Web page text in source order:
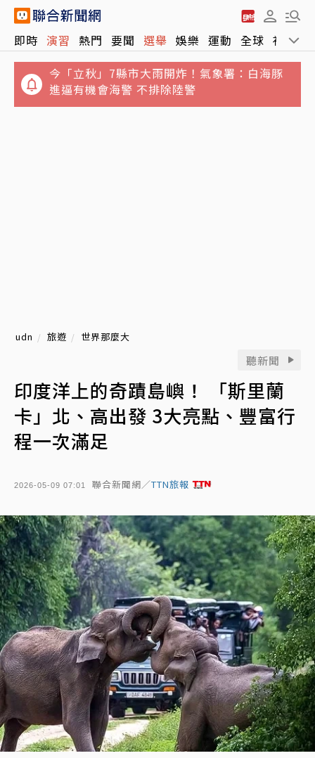
即時 演習 熱門 要聞 選舉 娛樂 運動 全球 社會
進逼有機會海警 不排除陸警
誆騙慈濟10億元！女律師勾結講經師吸金⋯豪
宅藏黃金鮑魚 要信徒喝精油
udn 旅遊 世界那麼大
聽新聞
印度洋上的奇蹟島嶼！ 「斯里蘭
卡」北、高出發 3大亮點、豐富行
程一次滿足
2026-05-09 07:01 聯合新聞網／TTN旅報